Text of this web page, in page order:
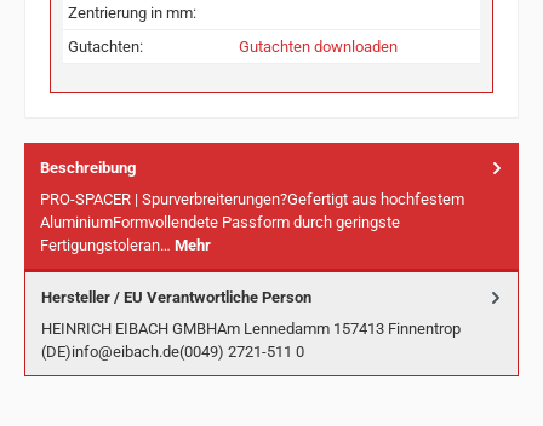
Zentrierung in mm:
Gutachten: Gutachten downloaden
Beschreibung
PRO-SPACER | Spurverbreiterungen?Gefertigt aus hochfestem
AluminiumFormvollendete Passform durch geringste
Fertigungstoleran… Mehr
Hersteller / EU Verantwortliche Person
HEINRICH EIBACH GMBHAm Lennedamm 157413 Finnentrop
(DE)info@eibach.de(0049) 2721-511 0